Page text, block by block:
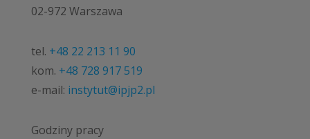
02-972 Warszawa
tel. +48 22 213 11 90
kom. +48 728 917 519
e-mail: instytut@ipjp2.pl
Godziny pracy